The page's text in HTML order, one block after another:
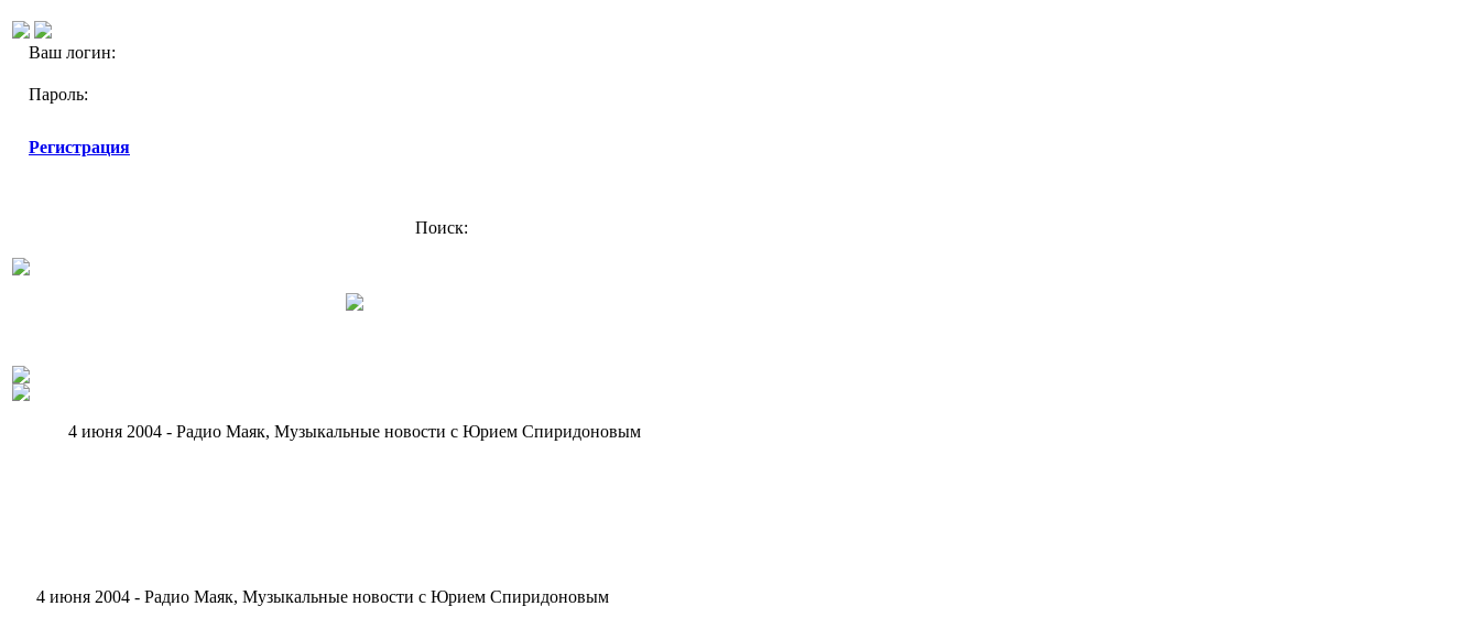
Ваш логин:
Пароль:
Регистрация
Поиск:
4 июня 2004 - Радио Маяк, Музыкальные новости с Юрием Спиридоновым
4 июня 2004 - Радио Маяк, Музыкальные новости с Юрием Спиридоновым